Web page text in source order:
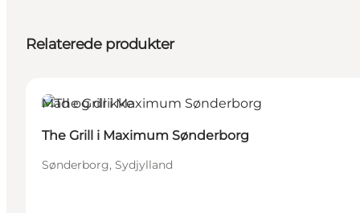
Relaterede produkter
Mad og drikke
The Grill i Maximum Sønderborg
Sønderborg, Sydjylland